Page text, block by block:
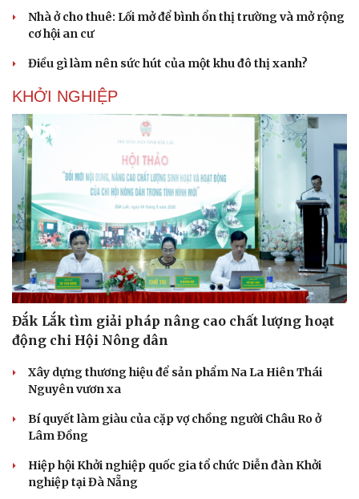
Cải chính
Nhà ở cho thuê: Lối mở để bình ổn thị trường và mở rộng
cơ hội an cư
Điều gì làm nên sức hút của một khu đô thị xanh?
KHỞI NGHIỆP
Đắk Lắk tìm giải pháp nâng cao chất lượng hoạt
động chi Hội Nông dân
Xây dựng thương hiệu để sản phẩm Na La Hiên Thái
Nguyên vươn xa
Bí quyết làm giàu của cặp vợ chồng người Châu Ro ở
Lâm Đồng
Hiệp hội Khởi nghiệp quốc gia tổ chức Diễn đàn Khởi
nghiệp tại Đà Nẵng